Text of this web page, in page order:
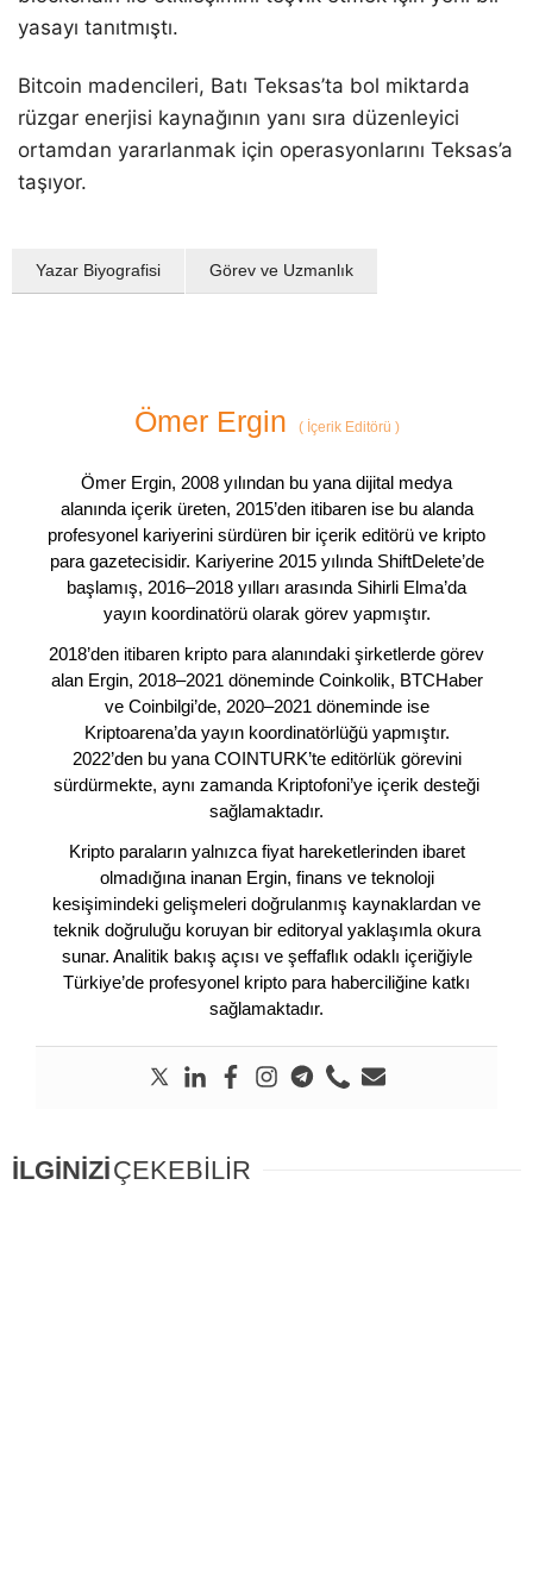
yasayı tanıtmıştı.
Bitcoin madencileri, Batı Teksas’ta bol miktarda
rüzgar enerjisi kaynağının yanı sıra düzenleyici
ortamdan yararlanmak için operasyonlarını Teksas’a
taşıyor.
Yazar Biyografisi Görev ve Uzmanlık
Ömer Ergin (İçerik Editörü )
Ömer Ergin, 2008 yılından bu yana dijital medya
alanında içerik üreten, 2015’den itibaren ise bu alanda
profesyonel kariyerini sürdüren bir içerik editörü ve kripto
para gazetecisidir. Kariyerine 2015 yılında ShiftDelete’de
başlamış, 2016–2018 yılları arasında Sihirli Elma’da
yayın koordinatörü olarak görev yapmıştır.
2018’den itibaren kripto para alanındaki şirketlerde görev
alan Ergin, 2018–2021 döneminde Coinkolik, BTCHaber
ve Coinbilgi’de, 2020–2021 döneminde ise
Kriptoarena’da yayın koordinatörlüğü yapmıştır.
2022’den bu yana COINTURK’te editörlük görevini
sürdürmekte, aynı zamanda Kriptofoni’ye içerik desteği
sağlamaktadır.
Kripto paraların yalnızca fiyat hareketlerinden ibaret
olmadığına inanan Ergin, finans ve teknoloji
kesişimindeki gelişmeleri doğrulanmış kaynaklardan ve
teknik doğruluğu koruyan bir editoryal yaklaşımla okura
sunar. Analitik bakış açısı ve şeffaflık odaklı içeriğiyle
Türkiye’de profesyonel kripto para haberciliğine katkı
sağlamaktadır.
İLGİNİZİÇEKEBİLİR